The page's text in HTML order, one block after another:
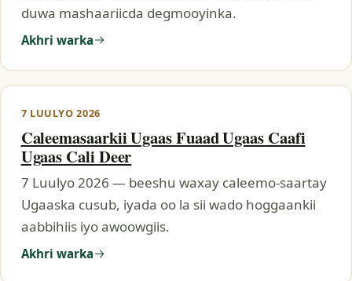
duwa mashaariicda degmooyinka.
Akhri warka
7 LUULYO 2026
Caleemasaarkii Ugaas Fuaad Ugaas Caafi
Ugaas Cali Deer
7 Luulyo 2026 — beeshu waxay caleemo-saartay
Ugaaska cusub, iyada oo la sii wado hoggaankii
aabbihiis iyo awoowgiis.
Akhri warka